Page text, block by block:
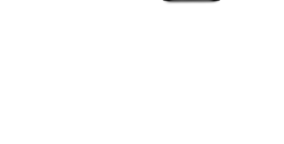
5. Efisiensi untuk Perjalanan Harian,
Apakah Anda butuh kendaraan untuk liburan
jangka panjang? Salsa Wisata menyediakan paket
mobil bulanan, hingga layanan antar jemput
Semua layanan dirancang untuk memberikan